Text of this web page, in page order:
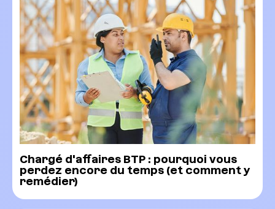
Chargé d'affaires BTP : pourquoi vous
perdez encore du temps (et comment y
remédier)